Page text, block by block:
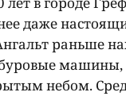
даже
раньше
буровые
небом.